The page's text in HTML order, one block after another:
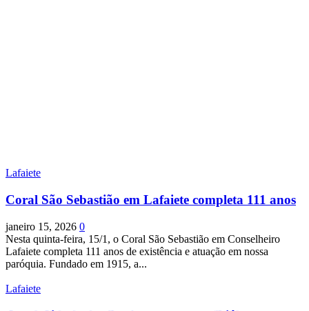
Lafaiete
Coral São Sebastião em Lafaiete completa 111 anos
janeiro 15, 2026 0
Nesta quinta-feira, 15/1, o Coral São Sebastião em Conselheiro
Lafaiete completa 111 anos de existência e atuação em nossa
paróquia. Fundado em 1915, a...
Lafaiete